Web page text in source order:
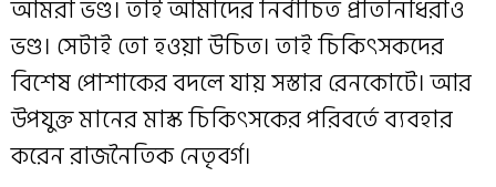
আমরা ভণ্ড। তাই আমাদের নির্বাচিত প্রতিনিধিরাও
ভণ্ড। সেটাই তো হওয়া উচিত। তাই চিকিৎসকদের
বিশেষ পোশাকের বদলে যায় সস্তার রেনকোটে। আর
উপযুক্ত মানের মাস্ক চিকিৎসকের পরিবর্তে ব‍্যবহার
করেন রাজনৈতিক নেতৃবর্গ।